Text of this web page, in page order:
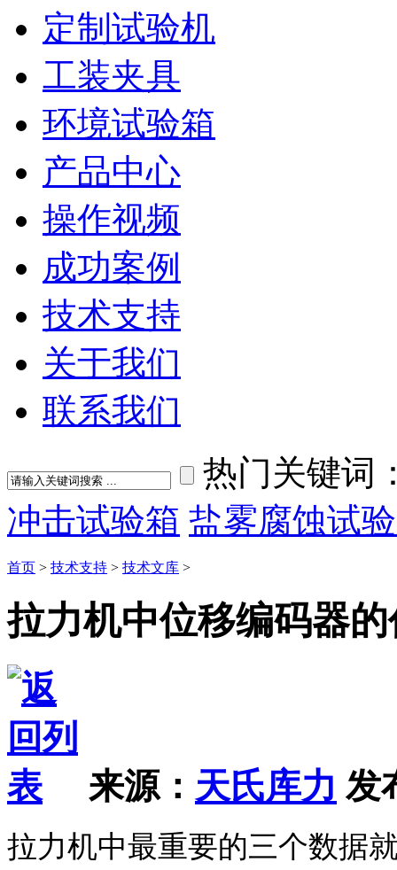
定制试验机
工装夹具
环境试验箱
产品中心
操作视频
成功案例
技术支持
关于我们
联系我们
热门关键词
冲击试验箱 盐雾腐蚀试
首页 > 技术支持 > 技术文库 >
拉力机中位移编码器
来源： 天氏库力 发
拉力机中最重要的三个数据